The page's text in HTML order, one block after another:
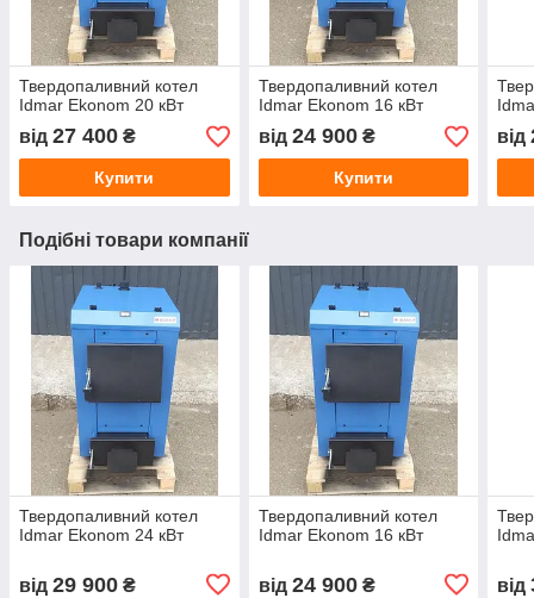
Твердопаливний котел
Idmar Ekonom 20 кВт
від 27 400 ₴
Купити
Твердопаливний котел
Idmar Ekonom 16 кВт
від 24 900₴
Купити
від
Подібні товари компанії
Твердопаливний котел
Idmar Ekonom 24 кВт
від 29 900 ₴
Твердопаливний котел
Idmar Ekonom 16 кВт
від 24 900₴ від